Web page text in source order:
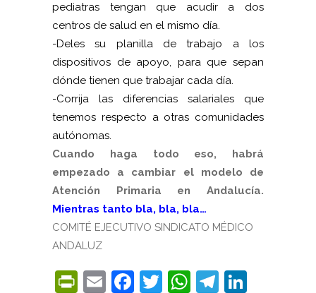
pediatras tengan que acudir a dos
centros de salud en el mismo día.
-Deles su planilla de trabajo a los
dispositivos de apoyo, para que sepan
dónde tienen que trabajar cada día.
-Corrija las diferencias salariales que
tenemos respecto a otras comunidades
autónomas.
Cuando haga todo eso, habrá
empezado a cambiar el modelo de
Atención Primaria en Andalucía.
Mientras tanto bla, bla, bla…
COMITÉ EJECUTIVO SINDICATO MÉDICO
ANDALUZ
PrintFriendly
EmailFacebook
Twitter
WhatsApp